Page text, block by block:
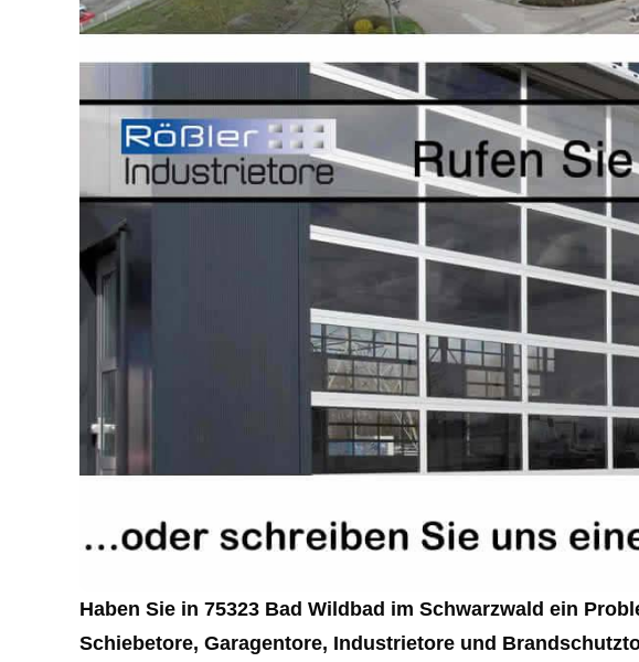
Haben Sie in 75323 Bad Wildbad im Schwarzwald ein
Schiebetore, Garagentore, Industrietore und